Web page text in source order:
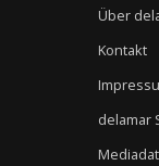
Über
Kontakt
delamar